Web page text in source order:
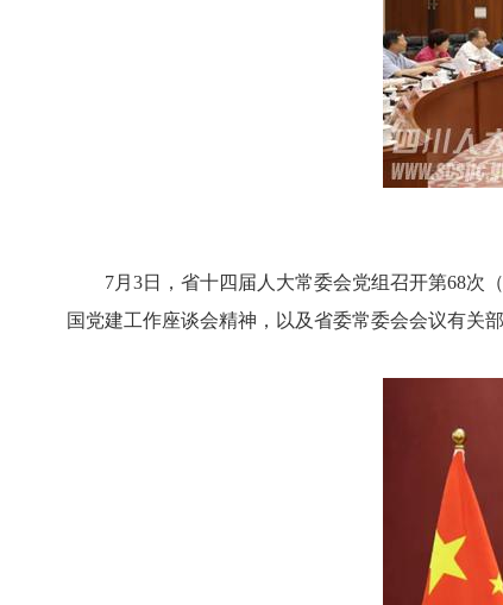
7月3日，省十四届人大常委会党组召开第68次（
国党建工作座谈会精神，以及省委常委会会议有关